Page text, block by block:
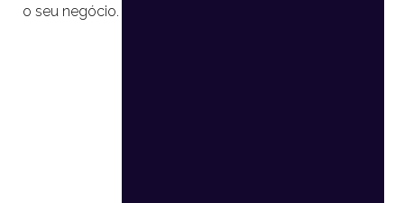
o seu negócio.